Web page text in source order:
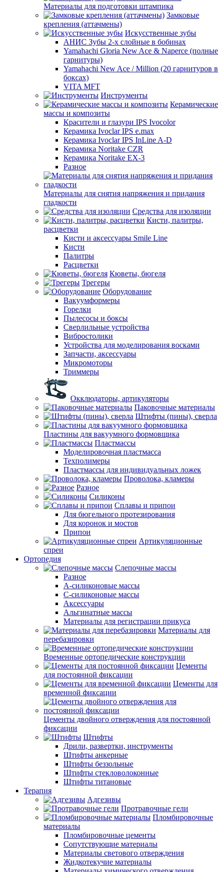
Материалы для подготовки штампика
Замковые
крепления (аттачмены)
Искусственные зубы
АНИС Зубы 2-х слойные в бобинах
Yamahachi Gloria New Ace & Naperce (полные
гарнитуры)
Yamahachi New Ace / Million (20 гарнитуров в
боксах)
VITA MFT
Инструменты
Керамические
массы и композиты
Красители и глазури IPS Ivocolor
Керамика Ivoclar IPS e.max
Керамика Ivoclar IPS InLine A-D
Керамика Noritake CZR
Керамика Noritake EX-3
Разное
Материалы для снятия напряжения и придания
гладкости
Средства для изоляции
Кисти, палитры,
расцветки
Кисти и аксессуары Smile Line
Кисти
Палитры
Расцветки
Кюветы, бюгеля
Трегеры
Оборудование
Вакуумформеры
Горелки
Пылесосы и боксы
Сверлильные устройства
Вибростолики
Устройства для моделирования восками
Запчасти, аксессуары
Микромоторы
Триммеры
Окклюдаторы, артикуляторы
Паковочные материалы
Штифты (пины), сверла
Пластины для вакуумного формовщика
Пластмассы
Моделировочная пластмасса
Техполимеры
Пластмассы для индивидуальных ложек
Проволока, кламеры
Разное
Силиконы
Сплавы и припои
Для бюгельного протезирования
Для коронок и мостов
Припои
Артикуляционные
спреи
Ортопедия
Слепочные массы
Разное
А-силиконовые массы
С-силиконовые массы
Аксессуары
Альгинатные массы
Материалы для регистрации прикуса
Материалы для
перебазировки
Временные ортопедические конструкции
Цементы
для постоянной фиксации
Цементы для
временной фиксации
Цементы двойного отверждения для постоянной
фиксации
Штифты
Дрили, развертки, инструменты
Штифты анкерные
Штифты беззольные
Штифты стекловолоконные
Штифты титановые
Терапия
Адгезивы
Протравочные гели
Пломбировочные
материалы
Пломбировочные цементы
Сопутствующие материалы
Материалы светового отверждения
Жидкотекучие материалы